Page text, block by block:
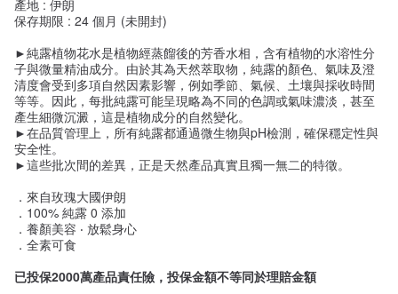
產地 : 伊朗
保存期限 : 24 個月 (未開封)
►純露植物花水是植物經蒸餾後的芳香水相，含有植物的水溶性分
子與微量精油成分。由於其為天然萃取物，純露的顏色、氣味及澄
清度會受到多項自然因素影響，例如季節、氣候、土壤與採收時間
等等。因此，每批純露可能呈現略為不同的色調或氣味濃淡，甚至
產生細微沉澱，這是植物成分的自然變化。
►在品質管理上，所有純露都通過微生物與pH檢測，確保穩定性與
安全性。
►這些批次間的差異，正是天然產品真實且獨一無二的特徵。
．來自玫瑰大國伊朗
．100% 純露 0 添加
．養顏美容 ‧ 放鬆身心
．全素可食
已投保2000萬產品責任險，投保金額不等同於理賠金額